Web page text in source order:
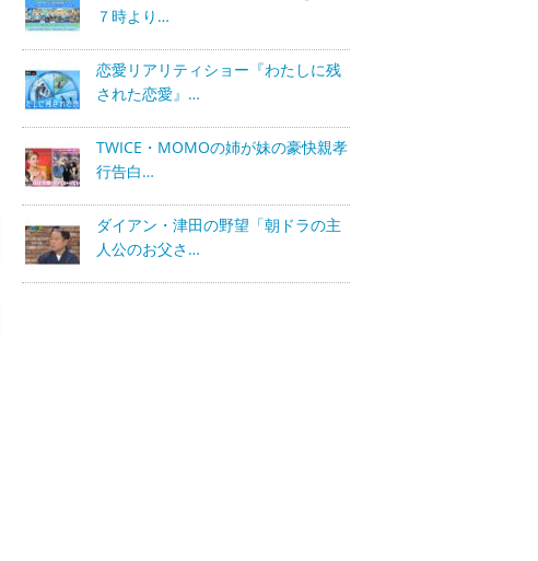
７時より…
恋愛リアリティショー『わたしに残
された恋愛』…
TWICE・MOMOの姉が妹の豪快親孝
行告白…
ダイアン・津田の野望「朝ドラの主
人公のお父さ…